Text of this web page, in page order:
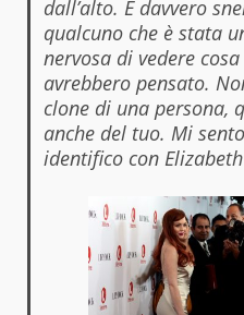
dall’alto. È davvero
qualcuno che è stata
nervosa di vedere
avrebbero pensato.
clone di una persona,
anche del tuo. Mi
identifico con